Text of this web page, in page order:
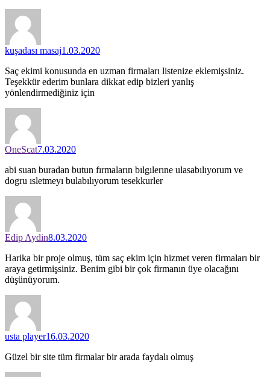
kuşadası masaj1.03.2020
Saç ekimi konusunda en uzman firmaları listenize eklemişsiniz.
Teşekkür ederim bunlara dikkat edip bizleri yanlış
yönlendirmediğiniz için
OneScat7.03.2020
abi suan buradan butun fırmaların bılgılerıne ulasabılıyorum ve
dogru ısletmeyı bulabılıyorum tesekkurler
Edip Aydin8.03.2020
Harika bir proje olmuş, tüm saç ekim için hizmet veren firmaları bir
araya getirmişsiniz. Benim gibi bir çok firmanın üye olacağını
düşünüyorum.
usta player16.03.2020
Güzel bir site tüm firmalar bir arada faydalı olmuş